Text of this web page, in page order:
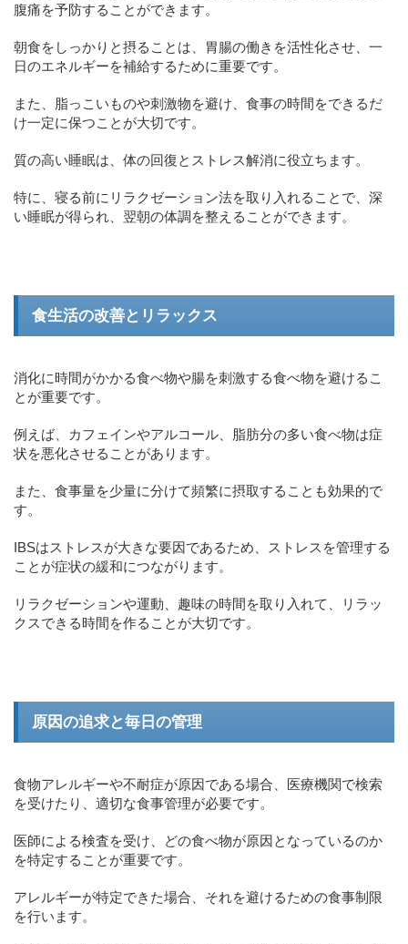
腹痛を予防することができます。
朝食をしっかりと摂ることは、胃腸の働きを活性化させ、一
日のエネルギーを補給するために重要です。
また、脂っこいものや刺激物を避け、食事の時間をできるだ
け一定に保つことが大切です。
質の高い睡眠は、体の回復とストレス解消に役立ちます。
特に、寝る前にリラクゼーション法を取り入れることで、深
い睡眠が得られ、翌朝の体調を整えることができます。
食生活の改善とリラックス
消化に時間がかかる食べ物や腸を刺激する食べ物を避けるこ
とが重要です。
例えば、カフェインやアルコール、脂肪分の多い食べ物は症
状を悪化させることがあります。
また、食事量を少量に分けて頻繁に摂取することも効果的で
す。
IBSはストレスが大きな要因であるため、ストレスを管理する
ことが症状の緩和につながります。
リラクゼーションや運動、趣味の時間を取り入れて、リラッ
クスできる時間を作ることが大切です。
原因の追求と毎日の管理
食物アレルギーや不耐症が原因である場合、医療機関で検索
を受けたり、適切な食事管理が必要です。
医師による検査を受け、どの食べ物が原因となっているのか
を特定することが重要です。
アレルギーが特定できた場合、それを避けるための食事制限
を行います。